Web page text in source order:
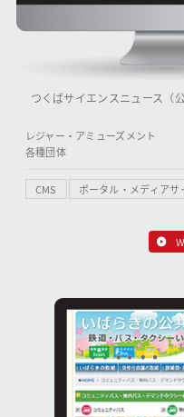
つくばサイエンスニュース（
レジャー・アミューズメント
各種団体
CMS ポータル・メディアサ